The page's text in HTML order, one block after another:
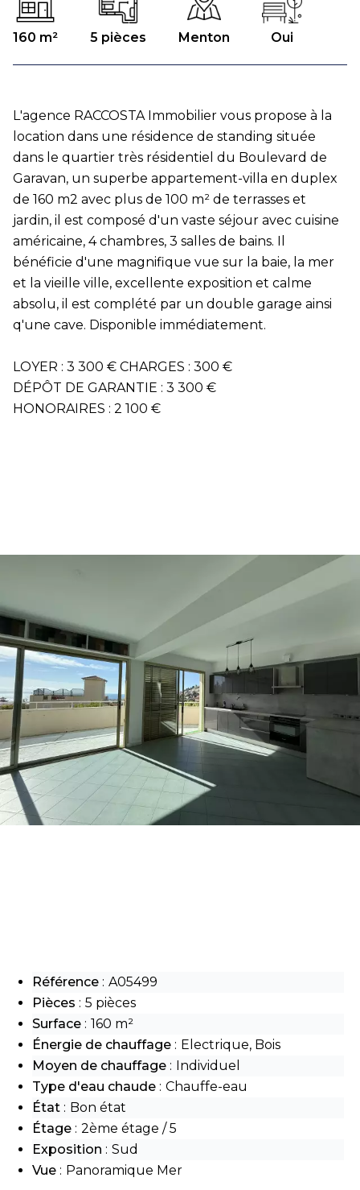
160 m² 5 pièces Menton Oui
L'agence RACCOSTA Immobilier vous propose à la
location dans une résidence de standing située
dans le quartier très résidentiel du Boulevard de
Garavan, un superbe appartement-villa en duplex
de 160 m2 avec plus de 100 m² de terrasses et
jardin, il est composé d'un vaste séjour avec cuisine
américaine, 4 chambres, 3 salles de bains. Il
bénéficie d'une magnifique vue sur la baie, la mer
et la vieille ville, excellente exposition et calme
absolu, il est complété par un double garage ainsi
q'une cave. Disponible immédiatement.
LOYER : 3 300 € CHARGES : 300 €
DÉPÔT DE GARANTIE : 3 300 €
HONORAIRES : 2 100 €
Référence
A05499
Pièces
5 pièces
Surface
160 m²
Énergie de chauffage
Electrique, Bois
Moyen de chauffage
Individuel
Type d'eau chaude
Chauffe-eau
État
Bon état
Étage
2ème étage / 5
Exposition
Sud
Vue
Panoramique Mer